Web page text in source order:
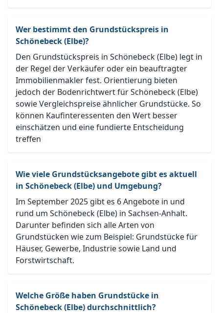
Wer bestimmt den Grundstückspreis in
Schönebeck (Elbe)?
Den Grundstückspreis in Schönebeck (Elbe) legt in
der Regel der Verkäufer oder ein beauftragter
Immobilienmakler fest. Orientierung bieten
jedoch der Bodenrichtwert für Schönebeck (Elbe)
sowie Vergleichspreise ähnlicher Grundstücke. So
können Kaufinteressenten den Wert besser
einschätzen und eine fundierte Entscheidung
treffen
Wie viele Grundstücksangebote gibt es aktuell
in Schönebeck (Elbe) und Umgebung?
Im September 2025 gibt es 6 Angebote in und
rund um Schönebeck (Elbe) in Sachsen-Anhalt.
Darunter befinden sich alle Arten von
Grundstücken wie zum Beispiel: Grundstücke für
Häuser, Gewerbe, Industrie sowie Land und
Forstwirtschaft.
Welche Größe haben Grundstücke in
Schönebeck (Elbe) durchschnittlich?